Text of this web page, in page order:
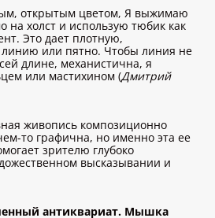
открытым цветом, Я выжимаю
на холст и использую тюбик как
Это дает плотную,
или пятно. Чтобы линия не
длине, механистична, я
или мастихином (Дмитрий
живопись композиционно
то графична, но именно эта ее
зрителю глубоко
высказывании и
антиквариат. Мышка